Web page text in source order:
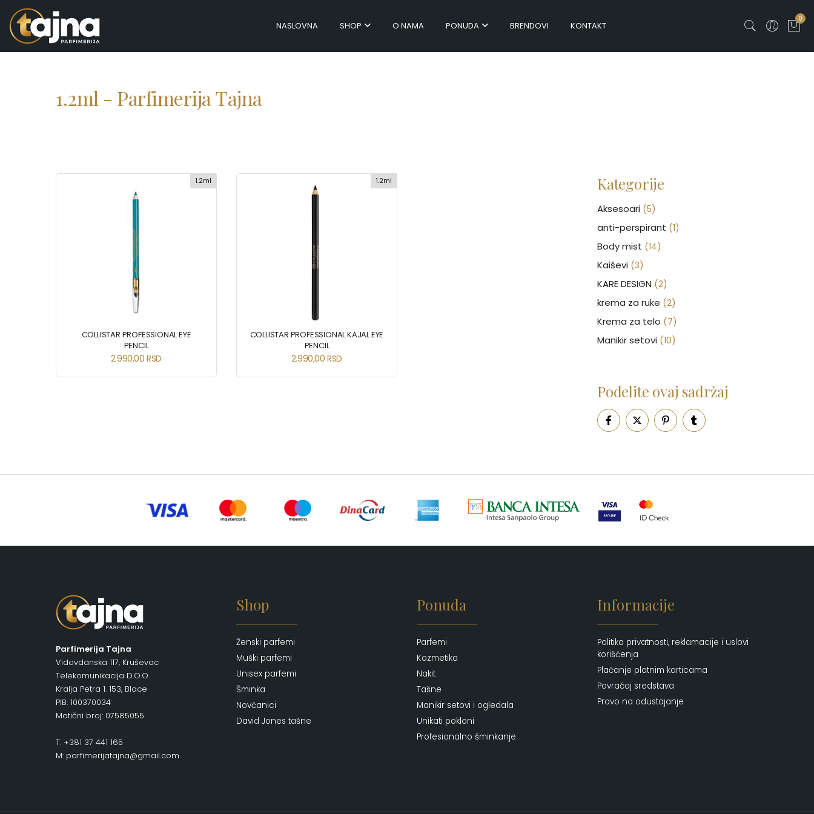
NASLOVNA SHOP O NAMA PONUDA BRENDOVI KONTAKT
0
1.2ml - Parfimerija Tajna
1.2ml
COLLISTAR PROFESSIONAL EYE
PENCIL
2.990,00RSD
1.2ml
COLLISTAR PROFESSIONAL KAJAL EYE
PENCIL
2.990,00RSD
Kategorije
Aksesoari (5)
anti-perspirant (1)
Body mist (14)
Kaiševi (3)
KARE DESIGN (2)
krema za ruke (2)
Krema za telo (7)
Manikir setovi (10)
Nega lica (88)
Nega tela (93)
Neseseri (16)
Ogledalo (6)
Pepe Jeans Ranac
Putni program (50)
Tašne (69)
Uncategorized
Podelite ovaj sadržaj
Parfimerija Tajna
Vidovdanska 117, Kruševac
Telekomunikacija D.O.O.
Kralja Petra 1. 153, Blace
PIB: 100370034
Matični broj: 07585055
T: +381 37 441 165
M: parfimerijatajna@gmail.com
Shop
Ženski parfemi
Muški parfemi
Unisex parfemi
Šminka
Novčanici
David Jones tašne
Ponuda
Parfemi
Kozmetika
Nakit
Tašne
Manikir setovi i ogledala
Unikati pokloni
Profesionalno šminkanje
Informacije
Politika privatnosti, reklamacije i uslovi
korišćenja
Plaćanje platnim karticama
Povraćaj sredstava
Pravo na odustajanje